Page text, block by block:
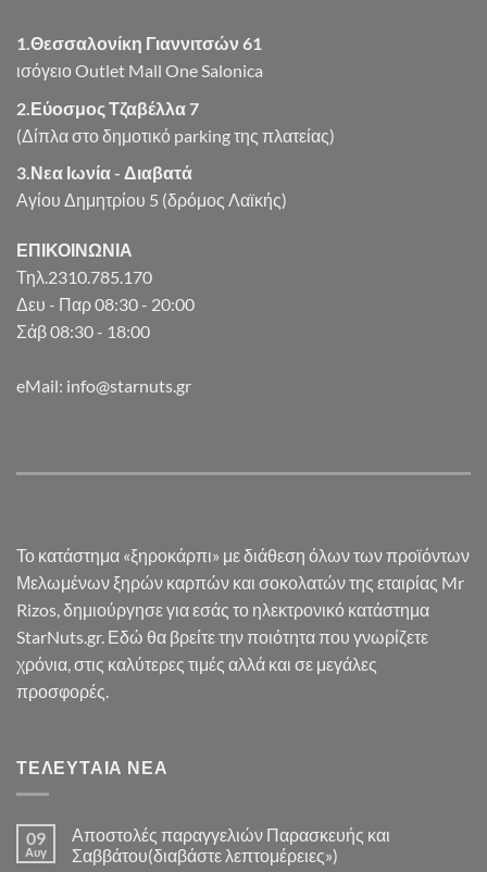
1.Θεσσαλονίκη Γιαννιτσών 61
ισόγειο Outlet Mall One Salonica
2.Εύοσμος Τζαβέλλα 7
(Δίπλα στο δημοτικό parking της πλατείας)
3.Νεα Ιωνία - Διαβατά
Αγίου Δημητρίου 5 (δρόμος Λαϊκής)
ΕΠΙΚΟΙΝΩΝΙΑ
Τηλ.2310.785.170
Δευ - Παρ 08:30 - 20:00
Σάβ 08:30 - 18:00
eMail: info@starnuts.gr
Το κατάστημα «ξηροκάρπι» με διάθεση όλων των προϊόντων
Μελωμένων ξηρών καρπών και σοκολατών της εταιρίας Mr
Rizos, δημιούργησε για εσάς το ηλεκτρονικό κατάστημα
StarNuts.gr. Εδώ θα βρείτε την ποιότητα που γνωρίζετε
χρόνια, στις καλύτερες τιμές αλλά και σε μεγάλες
προσφορές.
ΤΕΛΕΥΤΑΊΑ ΝΈΑ
09
Αυγ
Αποστολές παραγγελιών Παρασκευής και
Σαββάτου(διαβάστε λεπτομέρειες»)